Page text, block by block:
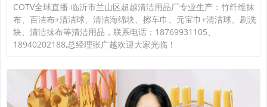
COTV全球直播-临沂市兰山区超越清洁用品厂专业生产：竹纤维抹
布、百洁布+清洁球、清洁海绵块、擦车巾、元宝巾+清洁球、刷洗
块、清洁抺布等清洁用品，联系电话：18769931105、
18940202188,总经理张广越欢迎大家光临！